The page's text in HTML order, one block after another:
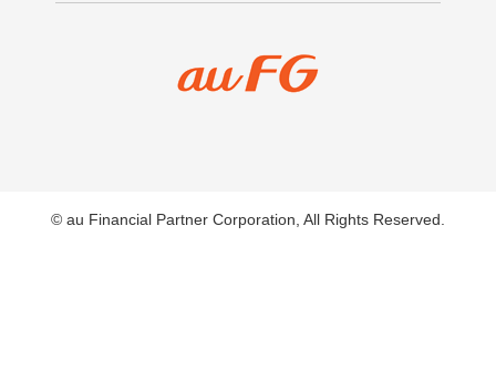
© au Financial Partner Corporation, All Rights Reserved.